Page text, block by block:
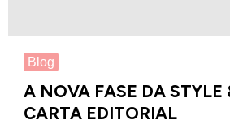
Blog
A NOVA FASE DA STYLE
CARTA EDITORIAL